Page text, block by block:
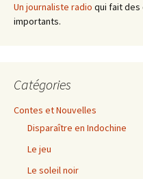
Un journaliste radio qui fait
importants.
Catégories
Contes et Nouvelles
Disparaître en Indochine
Le jeu
Le soleil noir